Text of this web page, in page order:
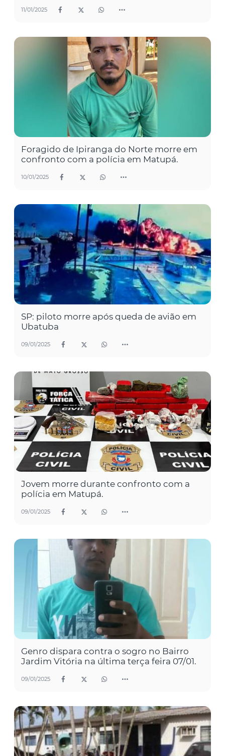
11/01/2025
Foragido de Ipiranga do Norte morre em
confronto com a polícia em Matupá.
10/01/2025
SP: piloto morre após queda de avião em
Ubatuba
09/01/2025
Jovem morre durante confronto com a
polícia em Matupá.
09/01/2025
Genro dispara contra o sogro no Bairro
Jardim Vitória na última terça feira 07/01.
09/01/2025